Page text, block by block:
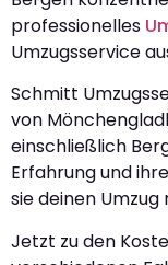
professionelles
Umzugsservice
Schmitt
von
einschließlich
Erfahrung und
sie deinen
Jetzt zu den